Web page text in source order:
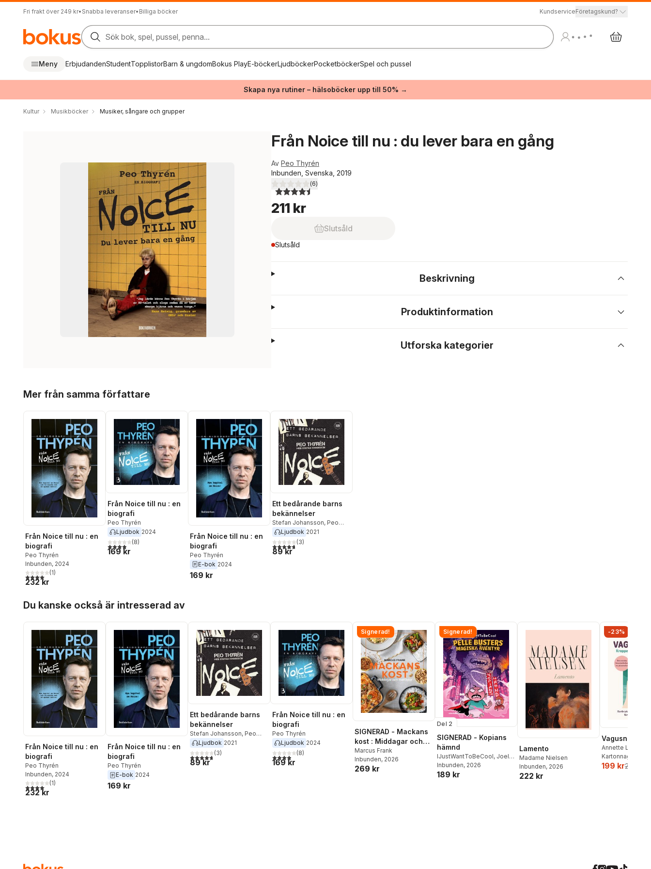
Fri frakt över 249 kr• Snabba leveranser• Billiga böcker KundserviceFöretagskund?
Sök bok, spel, pussel, penna...
Meny ErbjudandenStudentTopplistorBarn & ungdomBokus PlayE-böckerLjudböckerPocketböckerSpel och pussel
Skapa nya rutiner – hälsoböcker upp till 50% →
Kultur Musikböcker Musiker, sångare och grupper
Från Noice till nu : du lever bara en gång
Av Peo Thyrén
Inbunden, Svenska, 2019
4,5utav 5 stjärnor. Totalt antal röster:
(6)
211 kr
Slutsåld
Slutsåld
Beskrivning
Produktinformation
Utforska kategorier
Mer från samma författare
Från Noice till nu : en
biografi
Peo Thyrén
Inbunden, 2024
4,0utav 5 stjärnor. Totalt antal röster:
(1)
232 kr
Från Noice till nu : en
biografi
Peo Thyrén
Ljudbok 2024
3,9utav 5 stjärnor. Totalt antal röster:
(8)
169 kr
Från Noice till nu : en
biografi
Peo Thyrén
E-bok 2024
169 kr
Ett bedårande barns
bekännelser
Stefan Johansson, Peo
Thyrén
Ljudbok 2021
4,7utav 5 stjärnor. Totalt antal röster:
(3)
89 kr
Du kanske också är intresserad av
Från Noice till nu : en
biografi
Peo Thyrén
Inbunden, 2024
4,0utav 5 stjärnor. Totalt antal röster:
(1)
232 kr
Från Noice till nu : en
biografi
Peo Thyrén
E-bok 2024
169 kr
Ett bedårande barns
bekännelser
Stefan Johansson, Peo
Thyrén
Ljudbok 2021
4,7utav 5 stjärnor. Totalt antal röster:
(3)
89 kr
Från Noice till nu : en
biografi
Peo Thyrén
Ljudbok 2024
3,9utav 5 stjärnor. Totalt antal röster:
(8)
169 kr
Signerad!
SIGNERAD - Mackans
kost : Middagar och
matlådor
Marcus Frank
Inbunden, 2026
269 kr
Signerad!
Del 2
SIGNERAD - Kopians
hämnd
IJustWantToBeCool, Joel
Adolphson,Emil Ejdemo
Beer ,Victor Beer
Inbunden, 2026
189 kr
Lamento
Madame Nielsen
Inbunden, 2026
222 kr
-23%
Vagusnerven
Annette Løno
Kartonnage
199 kr259 kr